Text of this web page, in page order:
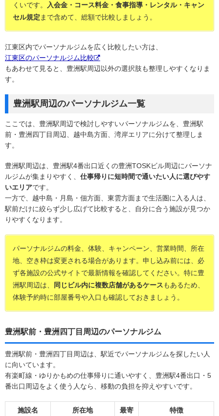
くいです。
入会金・コース料金・食事指導・レンタル・キャン
セル規定 まで含めて、総額で比較しましょう。
江東区内でパーソナルジムを広く比較したい方は、
江東区のパーソナルジム比較
もあわせて見ると、豊洲駅周辺以外の選択肢も整理しやすくなりま
す。
豊洲駅周辺のパーソナルジム一覧
ここでは、豊洲駅周辺で検討しやすいパーソナルジムを、豊洲駅
前・豊洲四丁目周辺、越中島方面、湾岸エリアに分けて整理しま
す。
豊洲駅周辺は、豊洲駅4番出口近くの豊洲TOSKビル周辺にパーソナ
ルジムが集まりやすく、 仕事帰りに短時間で通いたい人に選びやす
いエリアです。
一方で、越中島・月島・佃方面、東雲方面まで生活圏に入る人は、
駅前だけに絞らず少し広げて比較すると、自分に合う施設が見つか
りやすくなります。
パーソナルジムの料金、体験、キャンペーン、営業時間、所在
地、空き枠は変更される場合があります。申し込み前には、必
ず各施設の公式サイトで最新情報を確認してください。特に豊
洲駅周辺は、
同じビル内に複数店舗があるケースもあるため、
体験予約時に部屋番号や入口も確認しておきましょう。
豊洲駅前・豊洲四丁目周辺のパーソナルジム
豊洲駅前・豊洲四丁目周辺は、駅近でパーソナルジムを探したい人
に向いています。
有楽町線・ゆりかもめの仕事帰りに通いやすく、豊洲駅4番出口・5
番出口周辺をよく使う人なら、移動の負担を抑えやすいです。
施設名 所在地
最寄
特徴